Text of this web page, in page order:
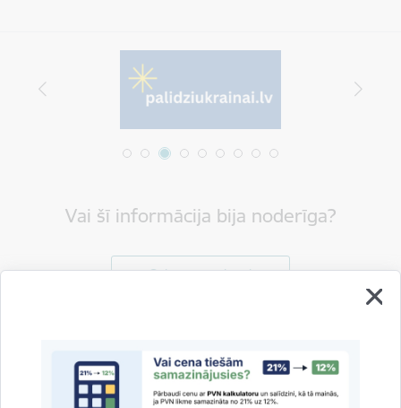
Vai šī informācija bija noderīga?
Sniegt atsauksmi
Esi pirmais, kas uzzina!